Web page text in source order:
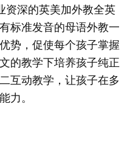
资深的英美加外教全英
标准发音的母语外教一
势，促使每个孩子掌握
的教学下培养孩子纯正
互动教学，让孩子在多
力。